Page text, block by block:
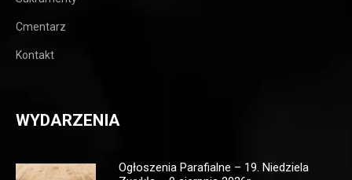
Cmentarz
Kontakt
WYDARZENIA
Ogłoszenia Parafialne – 19. Niedziela